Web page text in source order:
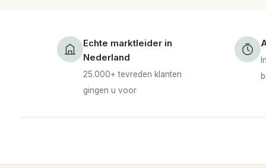
Echte marktleider in
Nederland
25.000+ tevreden klanten
gingen u voor